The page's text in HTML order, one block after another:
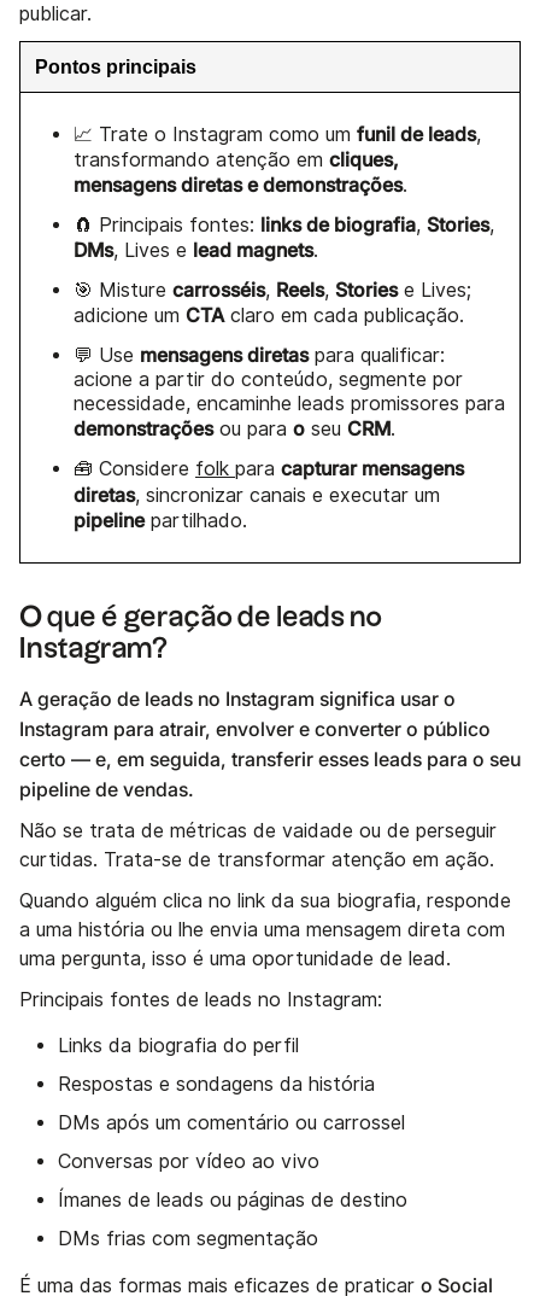
publicar.
Pontos principais
📈 Trate o Instagram como um funil de leads,
transformando atenção em cliques,
mensagens diretas e demonstrações.
🧲 Principais fontes: links de biografia, Stories,
DMs, Lives e lead magnets.
🎯 Misture carrosséis, Reels, Storiese Lives;
adicione um CTAclaro em cada publicação.
💬 Use mensagens diretaspara qualificar:
acione a partir do conteúdo, segmente por
necessidade, encaminhe leads promissores para
demonstraçõesou para o seu CRM.
🧰 Considere folk para capturar mensagens
diretas, sincronizar canais e executar um
pipelinepartilhado.
O que é geração de leads no
Instagram?
A geração de leads no Instagram significa usar o
Instagram para atrair, envolver e converter o público
certo — e, em seguida, transferir esses leads para o seu
pipeline de vendas.
Não se trata de métricas de vaidade ou de perseguir
curtidas. Trata-se de transformar atenção em ação.
Quando alguém clica no link da sua biografia, responde
a uma história ou lhe envia uma mensagem direta com
uma pergunta, isso é uma oportunidade de lead.
Principais fontes de leads no Instagram:
Links da biografia do perfil
Respostas e sondagens da história
DMs após um comentário ou carrossel
Conversas por vídeo ao vivo
Ímanes de leads ou páginas de destino
DMs frias com segmentação
É uma das formas mais eficazes de praticar o Social